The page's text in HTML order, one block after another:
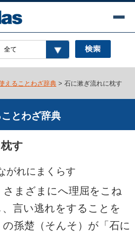
えることわざ辞典> 石に漱ぎ流れに枕す
とわざ辞典
す
がれにまくらす
まざまにへ理屈をこね
言い逃れをすることを
孫楚（そんそ）が「石に